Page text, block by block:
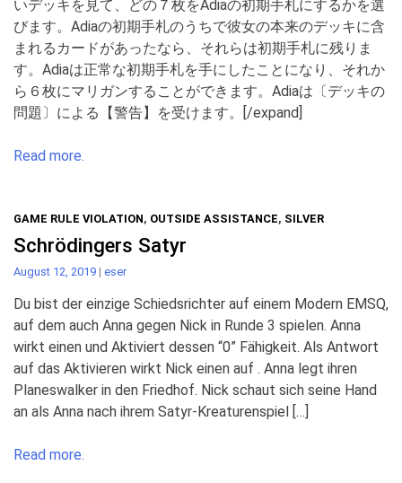
いデッキを見て、どの７枚をAdiaの初期手札にするかを選
びます。Adiaの初期手札のうちで彼女の本来のデッキに含
まれるカードがあったなら、それらは初期手札に残りま
す。Adiaは正常な初期手札を手にしたことになり、それか
ら６枚にマリガンすることができます。Adiaは〔デッキの
問題〕による【警告】を受けます。[/expand]
Read more.
GAME RULE VIOLATION, OUTSIDE ASSISTANCE, SILVER
Schrödingers Satyr
August 12, 2019 | eser
Du bist der einzige Schiedsrichter auf einem Modern EMSQ,
auf dem auch Anna gegen Nick in Runde 3 spielen. Anna
wirkt einen und Aktiviert dessen “0” Fähigkeit. Als Antwort
auf das Aktivieren wirkt Nick einen auf . Anna legt ihren
Planeswalker in den Friedhof. Nick schaut sich seine Hand
an als Anna nach ihrem Satyr-Kreaturenspiel […]
Read more.